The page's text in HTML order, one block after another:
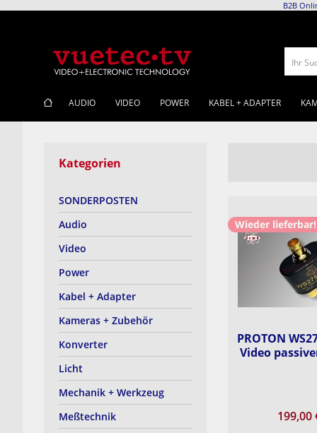
B2B
Ihr
AUDIO VIDEO POWER KABEL + ADAPTER
Kategorien
SONDERPOSTEN
Audio
Video
Power
Kabel + Adapter
Kameras + Zubehör
Konverter
Licht
Mechanik + Werkzeug
Meßtechnik
Wieder lieferbar!
PROTON
Video
199,00